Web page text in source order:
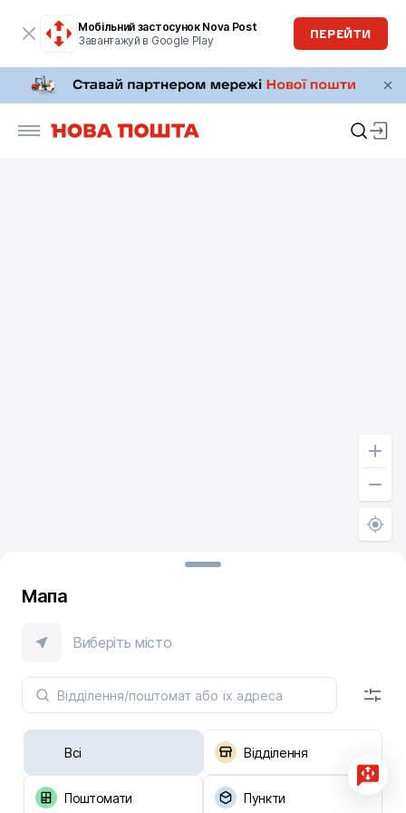
Мобільний застосунок Nova Post
Завантажуй в Google Play
ПЕРЕЙТИ
Мапа
Виберіть місто
Всі Відділення
Поштомати Пункти